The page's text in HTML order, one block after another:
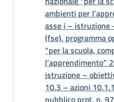
ambienti per
asse i – istruzione
(fse). programma
“per la scuola,
l’apprendimento”
istruzione –
10.3 – azioni
pubblico prot. n.